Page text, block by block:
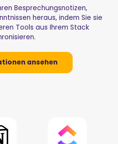
Besprechungsnotizen,
heraus, indem Sie sie
Tools aus Ihrem Stack
ansehen